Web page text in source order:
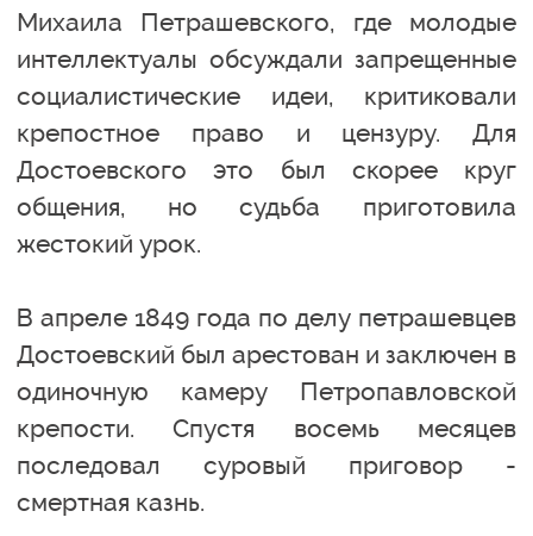
Михаила Петрашевского, где молодые
интеллектуалы обсуждали запрещенные
социалистические идеи, критиковали
крепостное право и цензуру. Для
Достоевского это был скорее круг
общения, но судьба приготовила
жестокий урок.
В апреле 1849 года по делу петрашевцев
Достоевский был арестован и заключен в
одиночную камеру Петропавловской
крепости. Спустя восемь месяцев
последовал суровый приговор -
смертная казнь.